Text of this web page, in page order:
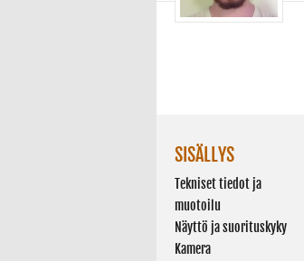
SISÄLLYS
Tekniset tiedot ja
muotoilu
Näyttö ja suorituskyky
Kamera